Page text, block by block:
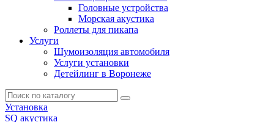
Головные устройства
Морская акустика
Роллеты для пикапа
Услуги
Шумоизоляция автомобиля
Услуги установки
Детейлинг в Воронеже
Установка
SQ акустика